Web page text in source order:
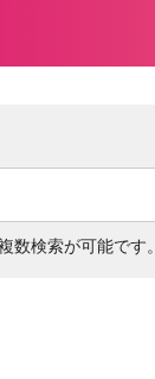
数検索が可能です。